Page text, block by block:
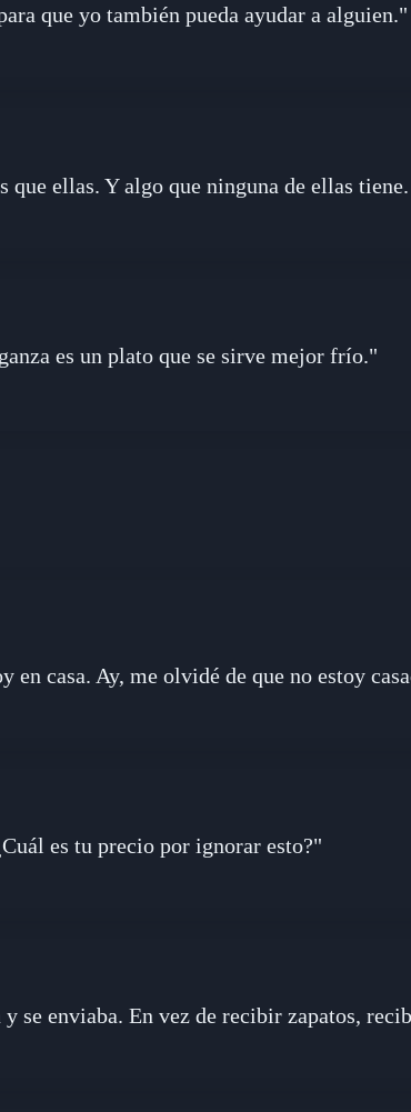
que yo también pueda ayudar a alguien."
que ellas. Y algo que ninguna de ellas
es un plato que se sirve mejor frío."
en casa. Ay, me olvidé de que no estoy
es tu precio por ignorar esto?"
y se enviaba. En vez de recibir zapatos,